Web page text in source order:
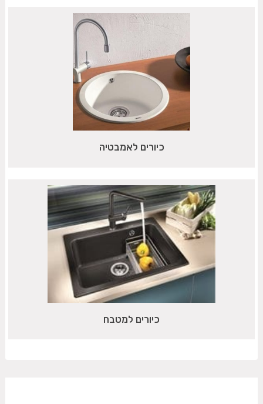
כיורים לאמבטיה
כיורים למטבח